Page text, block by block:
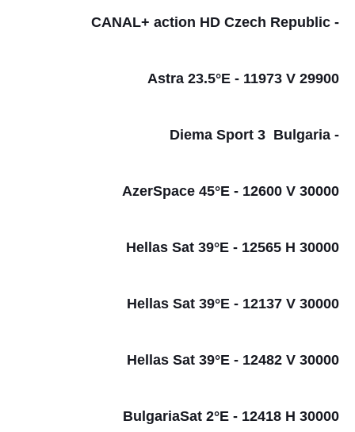
- CANAL+ action HD Czech Republic
Astra 23.5°E - 11973 V 29900
- Diema Sport 3 Bulgaria
AzerSpace 45°E - 12600 V 30000
Hellas Sat 39°E - 12565 H 30000
Hellas Sat 39°E - 12137 V 30000
Hellas Sat 39°E - 12482 V 30000
BulgariaSat 2°E - 12418 H 30000